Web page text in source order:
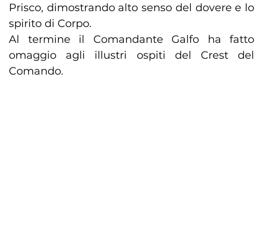
Prisco, dimostrando alto senso del dovere e lo
spirito di Corpo.
Al termine il Comandante Galfo ha fatto
omaggio agli illustri ospiti del Crest del
Comando.